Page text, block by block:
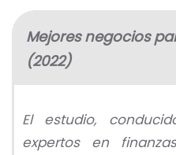
Mejores negocios
(2022)
El estudio,
expertos en